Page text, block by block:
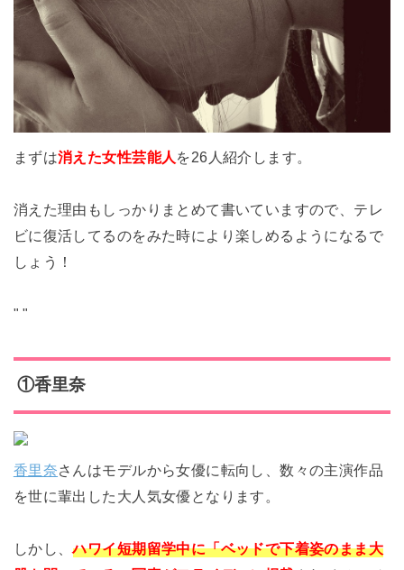
まずは消えた女性芸能人 を26人紹介します。
消えた理由もしっかりまとめて書いていますので、テレ
ビに復活してるのをみた時により楽しめるようになるで
しょう！
" "
①香里奈
香里奈さんはモデルから女優に転向し、数々の主演作品
を世に輩出した大人気女優となります。
しかし、ハワイ短期留学中に「ベッドで下着姿のまま大